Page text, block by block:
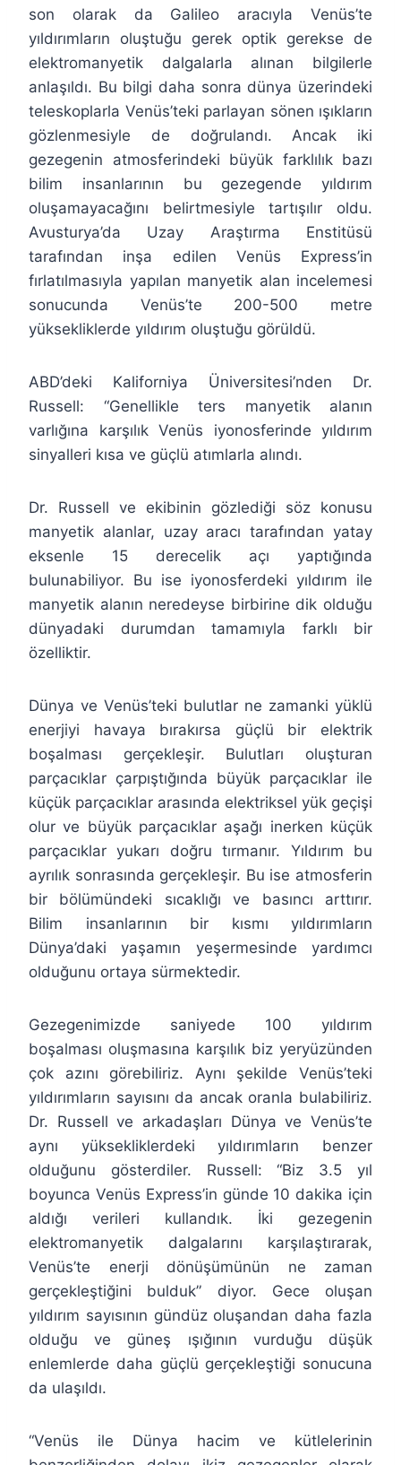
son olarak da Galileo aracıyla Venüs’te
yıldırımların oluştuğu gerek optik gerekse de
elektromanyetik dalgalarla alınan bilgilerle
anlaşıldı. Bu bilgi daha sonra dünya üzerindeki
teleskoplarla Venüs’teki parlayan sönen ışıkların
gözlenmesiyle de doğrulandı. Ancak iki
gezegenin atmosferindeki büyük farklılık bazı
bilim insanlarının bu gezegende yıldırım
oluşamayacağını belirtmesiyle tartışılır oldu.
Avusturya’da Uzay Araştırma Enstitüsü
tarafından inşa edilen Venüs Express’in
fırlatılmasıyla yapılan manyetik alan incelemesi
sonucunda Venüs’te 200-500 metre
yüksekliklerde yıldırım oluştuğu görüldü.
ABD’deki Kaliforniya Üniversitesi’nden Dr.
Russell: “Genellikle ters manyetik alanın
varlığına karşılık Venüs iyonosferinde yıldırım
sinyalleri kısa ve güçlü atımlarla alındı.
Dr. Russell ve ekibinin gözlediği söz konusu
manyetik alanlar, uzay aracı tarafından yatay
eksenle 15 derecelik açı yaptığında
bulunabiliyor. Bu ise iyonosferdeki yıldırım ile
manyetik alanın neredeyse birbirine dik olduğu
dünyadaki durumdan tamamıyla farklı bir
özelliktir.
Dünya ve Venüs’teki bulutlar ne zamanki yüklü
enerjiyi havaya bırakırsa güçlü bir elektrik
boşalması gerçekleşir. Bulutları oluşturan
parçacıklar çarpıştığında büyük parçacıklar ile
küçük parçacıklar arasında elektriksel yük geçişi
olur ve büyük parçacıklar aşağı inerken küçük
parçacıklar yukarı doğru tırmanır. Yıldırım bu
ayrılık sonrasında gerçekleşir. Bu ise atmosferin
bir bölümündeki sıcaklığı ve basıncı arttırır.
Bilim insanlarının bir kısmı yıldırımların
Dünya’daki yaşamın yeşermesinde yardımcı
olduğunu ortaya sürmektedir.
Gezegenimizde saniyede 100 yıldırım
boşalması oluşmasına karşılık biz yeryüzünden
çok azını görebiliriz. Aynı şekilde Venüs’teki
yıldırımların sayısını da ancak oranla bulabiliriz.
Dr. Russell ve arkadaşları Dünya ve Venüs’te
aynı yüksekliklerdeki yıldırımların benzer
olduğunu gösterdiler. Russell: “Biz 3.5 yıl
boyunca Venüs Express’in günde 10 dakika için
aldığı verileri kullandık. İki gezegenin
elektromanyetik dalgalarını karşılaştırarak,
Venüs’te enerji dönüşümünün ne zaman
gerçekleştiğini bulduk” diyor. Gece oluşan
yıldırım sayısının gündüz oluşandan daha fazla
olduğu ve güneş ışığının vurduğu düşük
enlemlerde daha güçlü gerçekleştiği sonucuna
da ulaşıldı.
“Venüs ile Dünya hacim ve kütlelerinin